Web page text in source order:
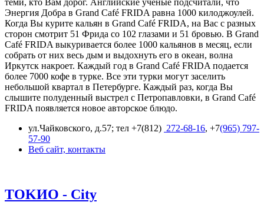
Энергия Добра в Grand Café FRIDA равна 1000 килоджоулей.
Когда Вы курите кальян в Grand Café FRIDA, на Вас с разных
сторон смотрит 51 Фрида со 102 глазами и 51 бровью. В Grand
Café FRIDA выкуривается более 1000 кальянов в месяц, если
собрать от них весь дым и выдохнуть его в океан, волна
Иркутск накроет. Каждый год в Grand Café FRIDA подается
более 7000 кофе в турке. Все эти турки могут заселить
небольшой квартал в Петербурге. Каждый раз, когда Вы
слышите полуденный выстрел с Петропавловки, в Grand Café
FRIDA появляется новое авторское блюдо.
ул.Чайковского, д.57; тел +7(812) 272-68-16, +7(965) 797-
57-90
Веб сайт, контакты
ТOKИО - Сity